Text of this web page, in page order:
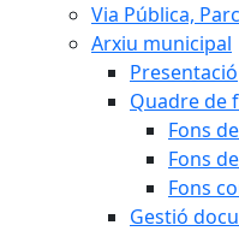
Via Pública,
Arxiu municipal
Presentació
Quadre de
Fons
Fons
Fons
Gestió